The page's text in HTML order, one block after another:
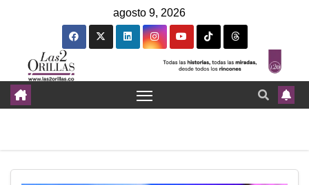
agosto 9, 2026